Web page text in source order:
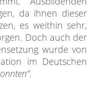
da ihnen dieser
es weithin sehr,
Doch auch der
wurde von
im Deutschen